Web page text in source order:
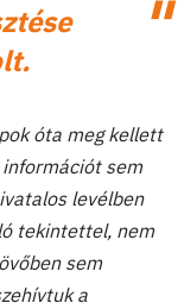
óta meg kellett
információt sem
levélben
tekintettel, nem
sem
a